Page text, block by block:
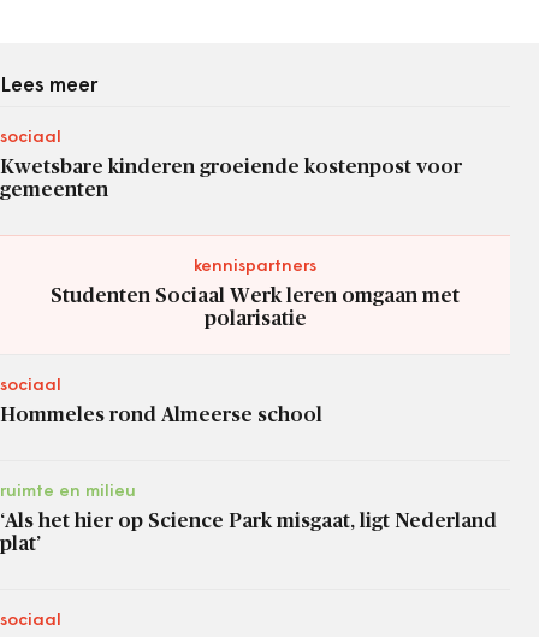
Lees meer
sociaal
Kwetsbare kinderen groeiende kostenpost voor
gemeenten
kennispartners
Studenten Sociaal Werk leren omgaan met
polarisatie
sociaal
Hommeles rond Almeerse school
ruimte en milieu
‘Als het hier op Science Park misgaat, ligt Nederland
plat’
sociaal